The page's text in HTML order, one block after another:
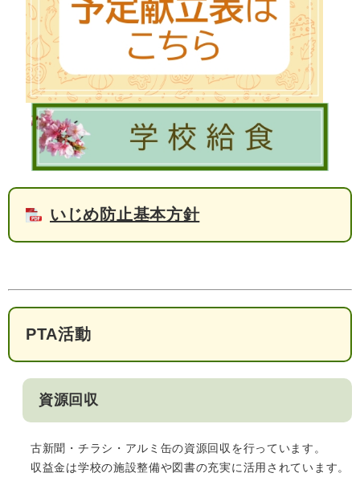
いじめ防止基本方針
PTA活動
資源回収
古新聞・チラシ・アルミ缶の資源回収を行っています。
収益金は学校の施設整備や図書の充実に活用されています。